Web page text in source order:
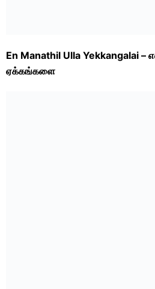
En Manathil Ulla Yekkangalai –
ஏக்கங்களை